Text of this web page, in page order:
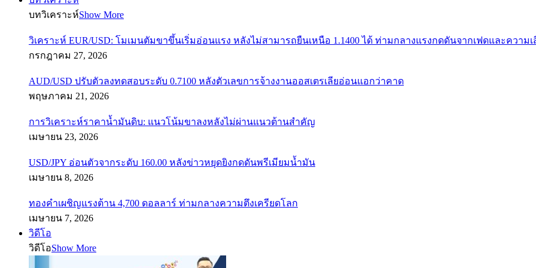
บทวิเคราะห์Show More
วิเคราะห์ EUR/USD: โมเมนตัมขาขึ้นเริ่มอ่อนแรง หลังไม่สามารถยืนเหนือ 1.1400 ได้ ท่ามกลางแรงกดดันจากเฟดและความ
กรกฎาคม 27, 2026
AUD/USD ปรับตัวลงทดสอบระดับ 0.7100 หลังตัวเลขการจ้างงานออสเตรเลียอ่อนแอกว่าคาด
พฤษภาคม 21, 2026
การวิเคราะห์ราคาน้ำมันดิบ: แนวโน้มขาลงหลังไม่ผ่านแนวต้านสำคัญ
เมษายน 23, 2026
USD/JPY อ่อนตัวจากระดับ 160.00 หลังข่าวหยุดยิงกดดันพรีเมียมน้ำมัน
เมษายน 8, 2026
ทองคำเผชิญแรงต้าน 4,700 ดอลลาร์ ท่ามกลางความตึงเครียดโลก
เมษายน 7, 2026
วิดีโอ
วิดีโอShow More